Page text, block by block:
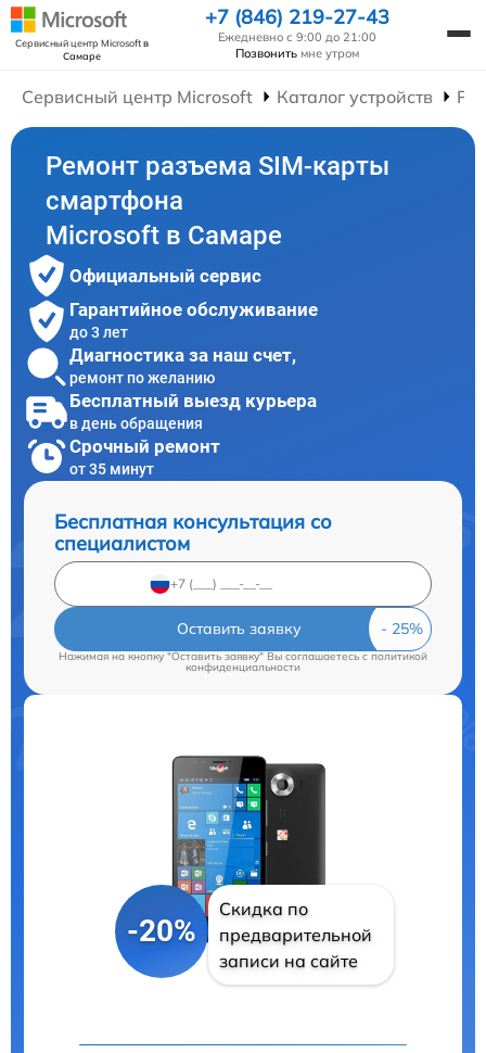
Сервисный центр Microsoftв
Самаре
+7 (846) 219-27-43
Ежедневно с 9:00 до 21:00
Позвонить мне утром
Сервисный центр Microsoft Каталог устройств
Ремонт разъема SIM-карты
смартфона
Microsoft в Самаре
Официальный сервис
Гарантийное обслуживание
до 3 лет
Диагностика за наш счет,
ремонт по желанию
Бесплатный выезд курьера
в день обращения
Срочный ремонт
от 35 минут
Бесплатная консультация со
специалистом
Оставить заявку
Нажимая на кнопку "Оставить заявку" Вы соглашаетесь cполитикой
конфиденциальности
-20%
Скидка по
предварительной
записи на сайте